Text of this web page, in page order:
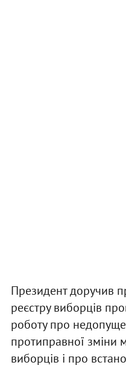
Президент доручив
реєстру виборців
роботу про
протиправної зміни
виборців і про